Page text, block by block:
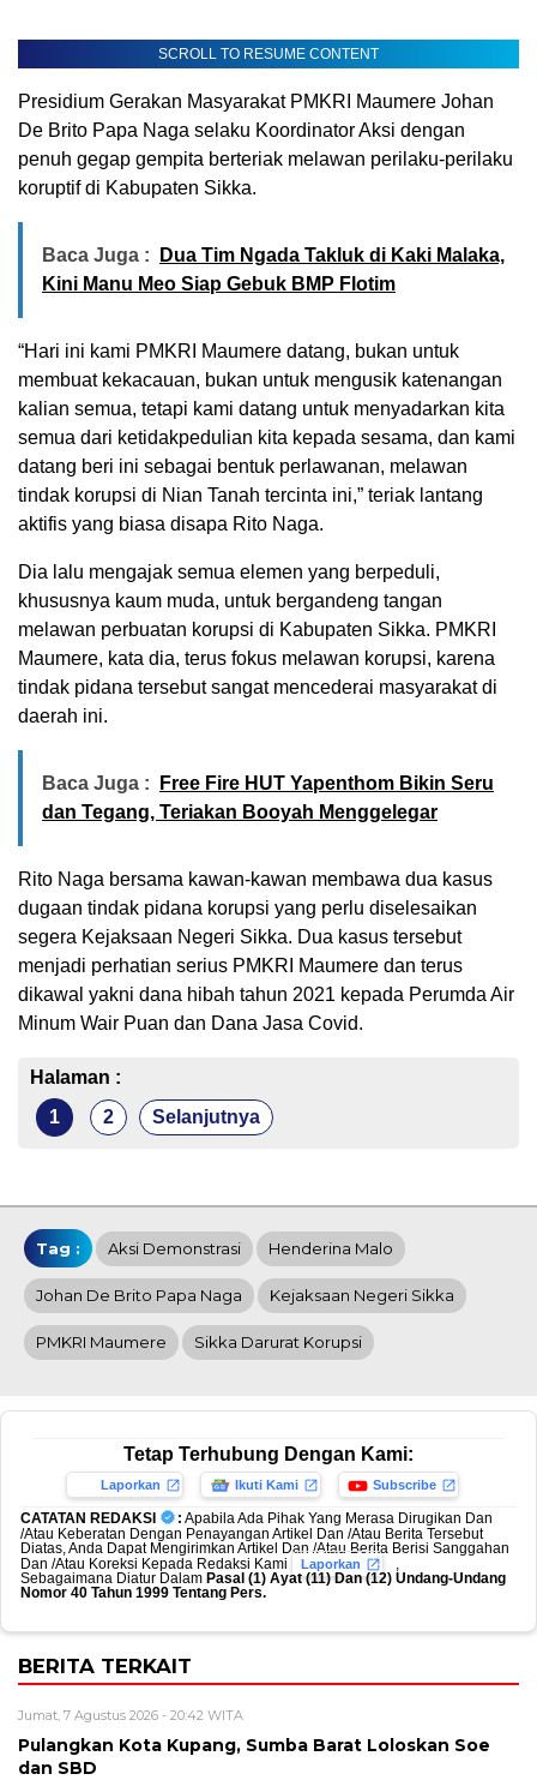
SCROLL TO RESUME CONTENT
Presidium Gerakan Masyarakat PMKRI Maumere Johan
De Brito Papa Naga selaku Koordinator Aksi dengan
penuh gegap gempita berteriak melawan perilaku-perilaku
koruptif di Kabupaten Sikka.
Baca Juga :
Dua Tim Ngada Takluk di Kaki Malaka,
Kini Manu Meo Siap Gebuk BMP Flotim
“Hari ini kami PMKRI Maumere datang, bukan untuk
membuat kekacauan, bukan untuk mengusik katenangan
kalian semua, tetapi kami datang untuk menyadarkan kita
semua dari ketidakpedulian kita kepada sesama, dan kami
datang beri ini sebagai bentuk perlawanan, melawan
tindak korupsi di Nian Tanah tercinta ini,” teriak lantang
aktifis yang biasa disapa Rito Naga.
Dia lalu mengajak semua elemen yang berpeduli,
khususnya kaum muda, untuk bergandeng tangan
melawan perbuatan korupsi di Kabupaten Sikka. PMKRI
Maumere, kata dia, terus fokus melawan korupsi, karena
tindak pidana tersebut sangat mencederai masyarakat di
daerah ini.
Baca Juga :
Free Fire HUT Yapenthom Bikin Seru
dan Tegang, Teriakan Booyah Menggelegar
Rito Naga bersama kawan-kawan membawa dua kasus
dugaan tindak pidana korupsi yang perlu diselesaikan
segera Kejaksaan Negeri Sikka. Dua kasus tersebut
menjadi perhatian serius PMKRI Maumere dan terus
dikawal yakni dana hibah tahun 2021 kepada Perumda Air
Minum Wair Puan dan Dana Jasa Covid.
Halaman :
1
2 Selanjutnya
Tag : Aksi Demonstrasi Henderina Malo
Johan De Brito Papa Naga Kejaksaan Negeri Sikka
PMKRI Maumere Sikka Darurat Korupsi
Tetap Terhubung Dengan Kami:
Laporkan Ikuti Kami Subscribe
CATATAN REDAKSI : Apabila Ada Pihak Yang Merasa Dirugikan Dan
/Atau Keberatan Dengan Penayangan Artikel Dan /Atau Berita Tersebut
Diatas, Anda Dapat Mengirimkan Artikel Dan /Atau Berita Berisi Sanggahan
Dan /Atau Koreksi Kepada Redaksi Kami
Laporkan
,
Sebagaimana Diatur Dalam Pasal (1) Ayat (11) Dan (12) Undang-Undang
Nomor 40 Tahun 1999 Tentang Pers.
BERITA TERKAIT
Jumat, 7 Agustus 2026 - 20:42 WITA
Pulangkan Kota Kupang, Sumba Barat Loloskan Soe
dan SBD